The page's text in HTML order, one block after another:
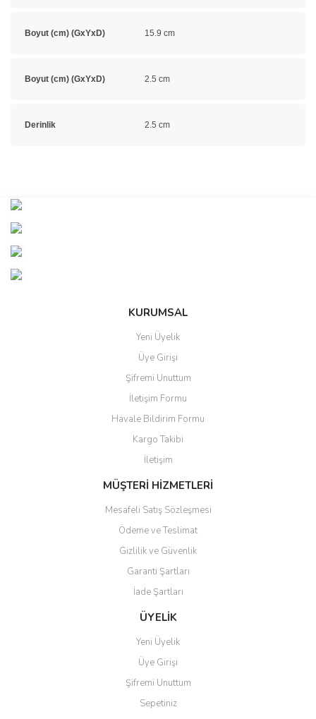
Boyut (cm) (GxYxD) 15.9 cm
Boyut (cm) (GxYxD) 2.5 cm
Derinlik 2.5 cm
konularda yetersiz gördüğünüz noktaları öneri formunu kullanarak
Görüş ve önerileriniz için teşekkür ederiz.
Ürün bilgilerinde hatalar bulunuyor.
Gönder
KURUMSAL
Yeni Üyelik
Üye Girişi
Şifremi Unuttum
İletişim Formu
Havale Bildirim Formu
Kargo Takibi
İletişim
MÜŞTERİ HİZMETLERİ
Mesafeli Satış Sözleşmesi
Ödeme ve Teslimat
Gizlilik ve Güvenlik
Garanti Şartları
İade Şartları
ÜYELİK
Yeni Üyelik
Üye Girişi
Şifremi Unuttum
Sepetiniz